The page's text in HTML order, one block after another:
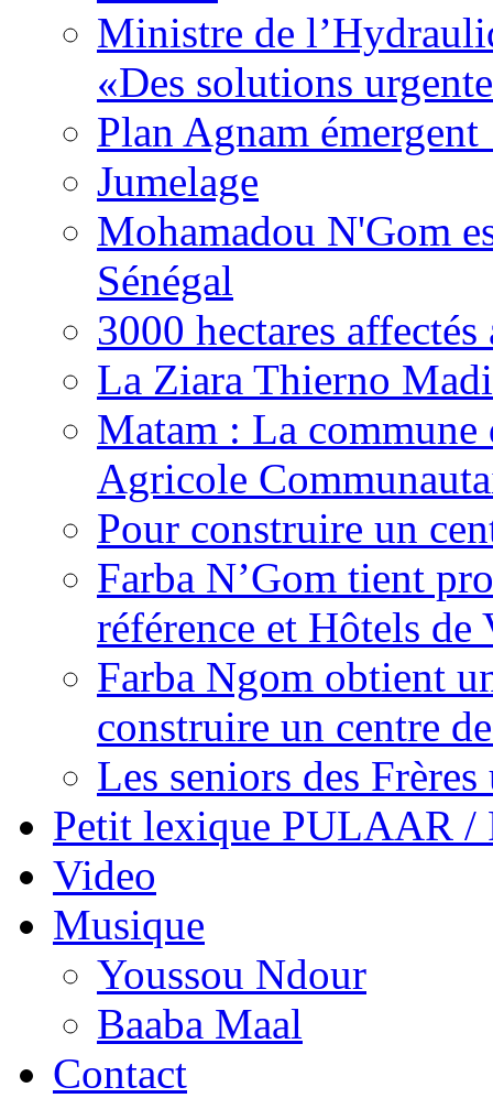
Ministre de
«Des solutions
Plan Agnam
Jumelage
Mohamadou N'Gom
Sénégal
3000 hectares
La Ziara Thierno
Matam : La
Agricole
Pour construire un
Farba N’Gom tient
référence et Hôtels
Farba Ngom obtient
construire un centre
Les seniors des Frères
Petit lexique PULAAR
Video
Musique
Youssou Ndour
Baaba Maal
Contact